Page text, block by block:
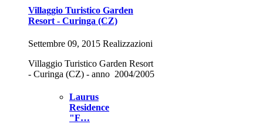
Villaggio Turistico Garden
Resort - Curinga (CZ)
Settembre 09, 2015 Realizzazioni
Villaggio Turistico Garden Resort
- Curinga (CZ) - anno 2004/2005
Laurus
Residence
"F…